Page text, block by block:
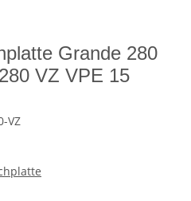
Grande 280
VZ VPE 15
VZ